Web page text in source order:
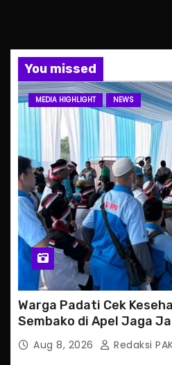
You missed
MEDIA HIGHLIGHT NEWS
Warga Padati Cek
Sembako di Apel Jaga
Aug 8, 2026 Redaksi